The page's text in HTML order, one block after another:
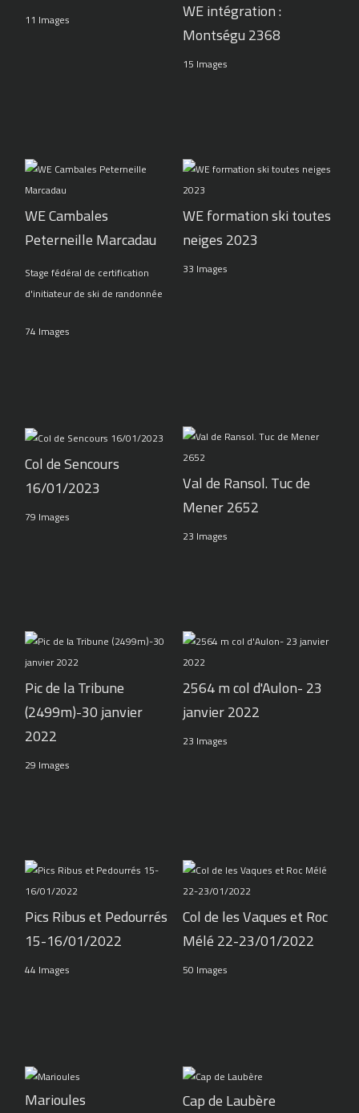
11 Images
WE intégration :
Montségu 2368
15 Images
WE Cambales
Peterneille Marcadau
Stage fédéral de certification
d'initiateur de ski de randonnée
74 Images
WE formation ski toutes
neiges 2023
33 Images
Col de Sencours
16/01/2023
79 Images
Val de Ransol. Tuc de
Mener 2652
23 Images
Pic de la Tribune
(2499m)-30 janvier
2022
29 Images
2564 m col d'Aulon- 23
janvier 2022
23 Images
Pics Ribus et Pedourrés
15-16/01/2022
44 Images
Col de les Vaques et Roc
Mélé 22-23/01/2022
50 Images
Marioules Cap de Laubère